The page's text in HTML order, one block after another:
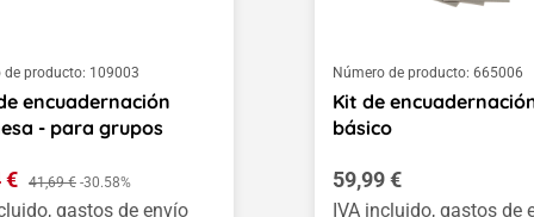
de producto: 109003
encuadernación
- para grupos
de venta:
€ Precio normal:
41,69 € -30.58%
gastos de envío
Número de producto: 665006
Kit de
básico
Precio normal:
59,99 €
IVA incluido, gastos de